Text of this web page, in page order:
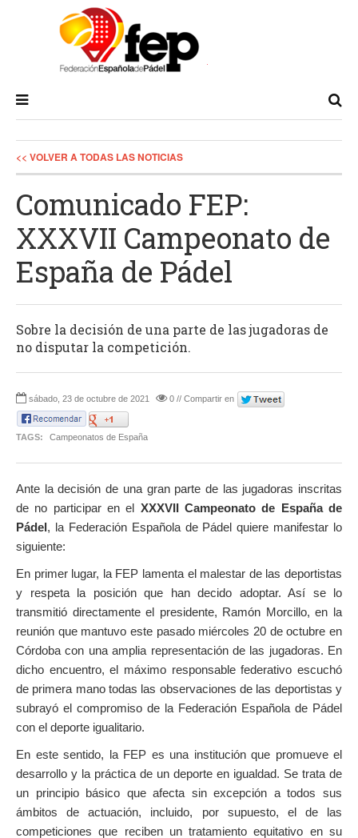
<< VOLVER A TODAS LAS NOTICIAS
Comunicado FEP:
XXXVII Campeonato de
España de Pádel
Sobre la decisión de una parte de las jugadoras de
no disputar la competición.
sábado, 23 de octubre de 2021 0 // Compartir en
TAGS: Campeonatos de España
Ante la decisión de una gran parte de las jugadoras inscritas
de no participar en el XXXVII Campeonato de España de
Pádel, la Federación Española de Pádel quiere manifestar lo
siguiente:
En primer lugar, la FEP lamenta el malestar de las deportistas
y respeta la posición que han decido adoptar. Así se lo
transmitió directamente el presidente, Ramón Morcillo, en la
reunión que mantuvo este pasado miércoles 20 de octubre en
Córdoba con una amplia representación de las jugadoras. En
dicho encuentro, el máximo responsable federativo escuchó
de primera mano todas las observaciones de las deportistas y
subrayó el compromiso de la Federación Española de Pádel
con el deporte igualitario.
En este sentido, la FEP es una institución que promueve el
desarrollo y la práctica de un deporte en igualdad. Se trata de
un principio básico que afecta sin excepción a todos sus
ámbitos de actuación, incluido, por supuesto, el de las
competiciones que reciben un tratamiento equitativo en su